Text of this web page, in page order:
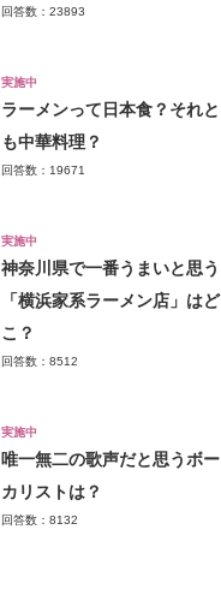
回答数：23893
実施中
ラーメンって日本食？それと
も中華料理？
回答数：19671
実施中
神奈川県で一番うまいと思う
「横浜家系ラーメン店」はど
こ？
回答数：8512
実施中
唯一無二の歌声だと思うボー
カリストは？
回答数：8132